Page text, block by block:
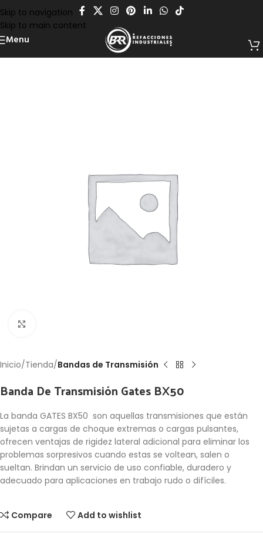
Skip to navigation
Skip to main content
Menu
Inicio Tienda Bandas de Transmisión
Banda De Transmisión Gates BX50
La banda GATES BX50 son aquellas transmisiones que están
sujetas a cargas de choque extremas o cargas pulsantes,
ofrecen ventajas de rigidez lateral adicional para eliminar los
problemas sorpresivos cuando estas se voltean, salen o
sueltan. Brindan un servicio de uso confiable, duradero y
adecuado para aplicaciones en trabajo rudo o difíciles.
Compare Add to wishlist